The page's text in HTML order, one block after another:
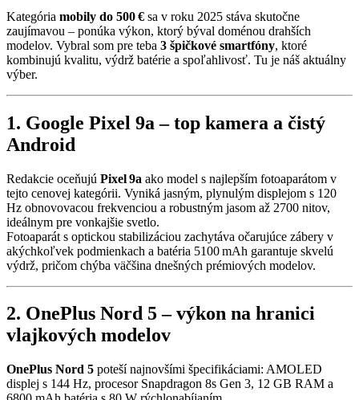
Kategória mobily do 500 € sa v roku 2025 stáva skutočne
zaujímavou – ponúka výkon, ktorý býval doménou drahších
modelov. Vybral som pre teba 3 špičkové smartfóny, ktoré
kombinujú kvalitu, výdrž batérie a spoľahlivosť. Tu je náš aktuálny
výber.
1. Google Pixel 9a – top kamera a čistý
Android
Redakcie oceňujú Pixel 9a ako model s najlepším fotoaparátom v
tejto cenovej kategórii. Vyniká jasným, plynulým displejom s 120
Hz obnovovacou frekvenciou a robustným jasom až 2700 nitov,
ideálnym pre vonkajšie svetlo.
Fotoaparát s optickou stabilizáciou zachytáva očarujúce zábery v
akýchkoľvek podmienkach a batéria 5100 mAh garantuje skvelú
výdrž, pričom chýba väčšina dnešných prémiových modelov.
2. OnePlus Nord 5 – výkon na hranici
vlajkových modelov
OnePlus Nord 5 poteší najnovšími špecifikáciami: AMOLED
displej s 144 Hz, procesor Snapdragon 8s Gen 3, 12 GB RAM a